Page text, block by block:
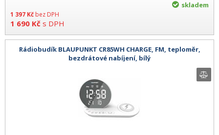
1 397 Kč bez DPH
1 690 Kč s DPH
skladem
Rádiobudík BLAUPUNKT CR85WH CHARGE, FM, teploměr,
bezdrátové nabíjení, bílý